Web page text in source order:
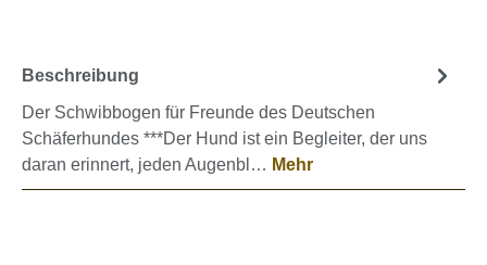
Beschreibung
Der Schwibbogen für Freunde des Deutschen
Schäferhundes ***Der Hund ist ein Begleiter, der uns
daran erinnert, jeden Augenbl… Mehr